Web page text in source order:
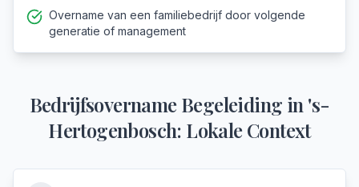
Overname van een familiebedrijf door volgende
generatie of management
Bedrijfsovername Begeleiding in 's-
Hertogenbosch: Lokale Context